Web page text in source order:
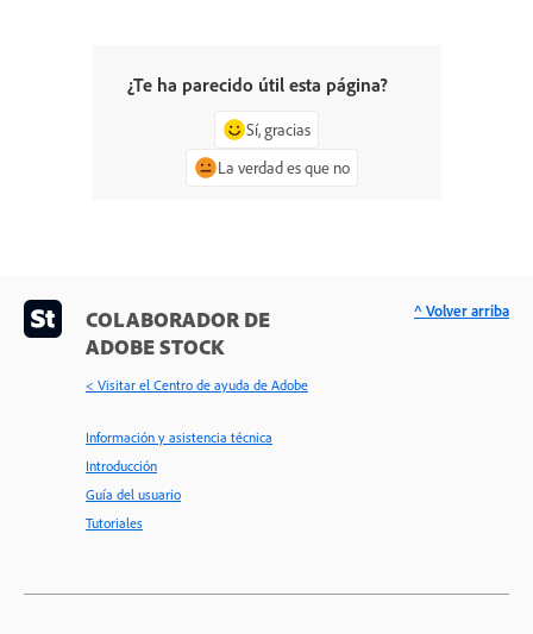
¿Te ha parecido útil esta página?
Sí, gracias
La verdad es que no
COLABORADOR DE
ADOBE STOCK
< Visitar el Centro de ayuda de Adobe
Información y asistencia técnica
Introducción
Guía del usuario
Tutoriales
^ Volver arriba